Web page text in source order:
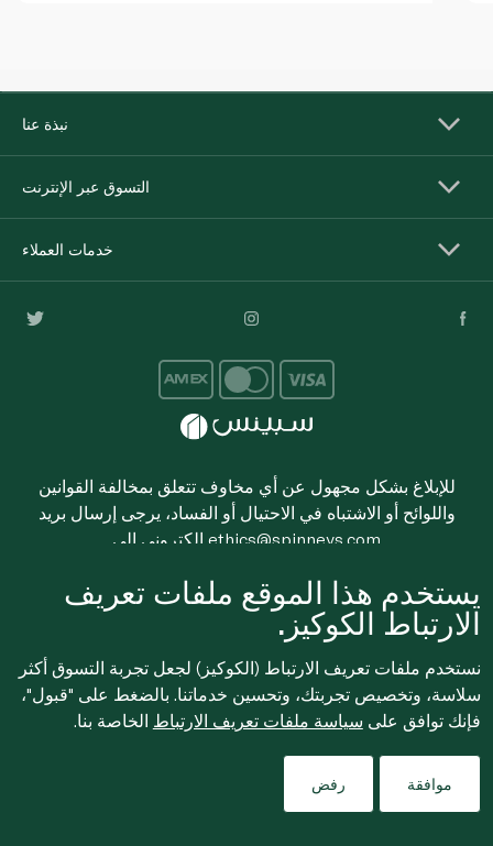
نبذة عنا
التسوق عبر الإنترنت
خدمات العملاء
للإبلاغ بشكل مجهول عن أي مخاوف تتعلق بمخالفة القوانين
واللوائح أو الاشتباه في الاحتيال أو الفساد، يرجى إرسال بريد
ethics@spinneys.com
© 2020-2026 سبينس. كل الحقوق محفوظة
يستخدم هذا الموقع ملفات تعريف
الارتباط الكوكيز.
نستخدم ملفات تعريف الارتباط (الكوكيز) لجعل تجربة التسوق أكثر
سلاسة، وتخصيص تجربتك، وتحسين خدماتنا. بالضغط على "قبول"،
فإنك توافق على سياسة ملفات تعريف الارتباط الخاصة بنا.
موافقة رفض